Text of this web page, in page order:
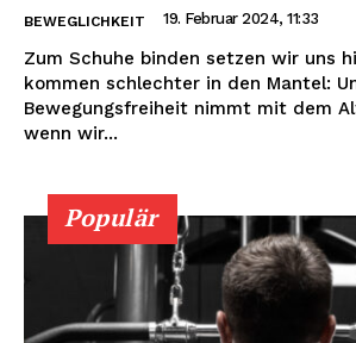
BEWEGLICHKEIT 19. Februar 2024, 11:33
Zum Schuhe binden setzen wir uns
kommen schlechter in den Mantel:
Bewegungsfreiheit nimmt mit dem
wenn wir...
Populär